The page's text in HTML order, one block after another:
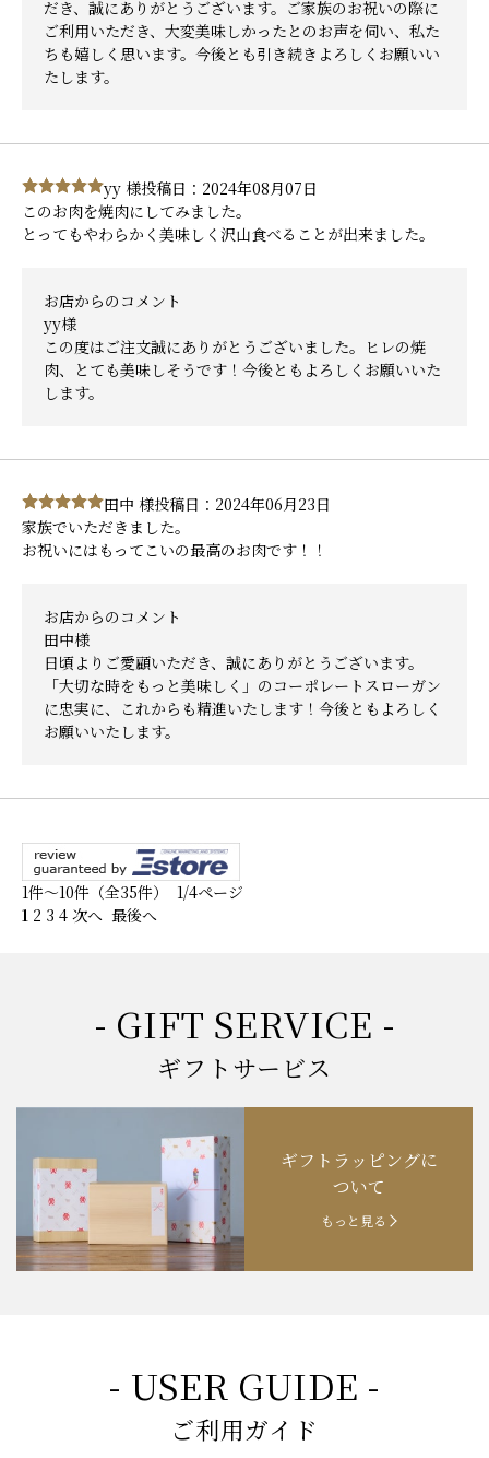
だき、誠にありがとうございます。ご家族のお祝いの際に
ご利用いただき、大変美味しかったとのお声を伺い、私た
ちも嬉しく思います。今後とも引き続きよろしくお願いい
たします。
yy 様投稿日：2024年08月07日
このお肉を焼肉にしてみました。
とってもやわらかく美味しく沢山食べることが出来ました。
お店からのコメント
yy様
この度はご注文誠にありがとうございました。ヒレの焼
肉、とても美味しそうです！今後ともよろしくお願いいた
します。
田中 様投稿日：2024年06月23日
家族でいただきました。
お祝いにはもってこいの最高のお肉です！！
お店からのコメント
田中様
日頃よりご愛顧いただき、誠にありがとうございます。
「大切な時をもっと美味しく」のコーポレートスローガン
に忠実に、これからも精進いたします！今後ともよろしく
お願いいたします。
1件～10件（全35件） 1/4ページ
1 2 3 4 次へ 最後へ
- GIFT SERVICE -
ギフトサービス
ギフトラッピングに
ついて
もっと見る
- USER GUIDE -
ご利用ガイド